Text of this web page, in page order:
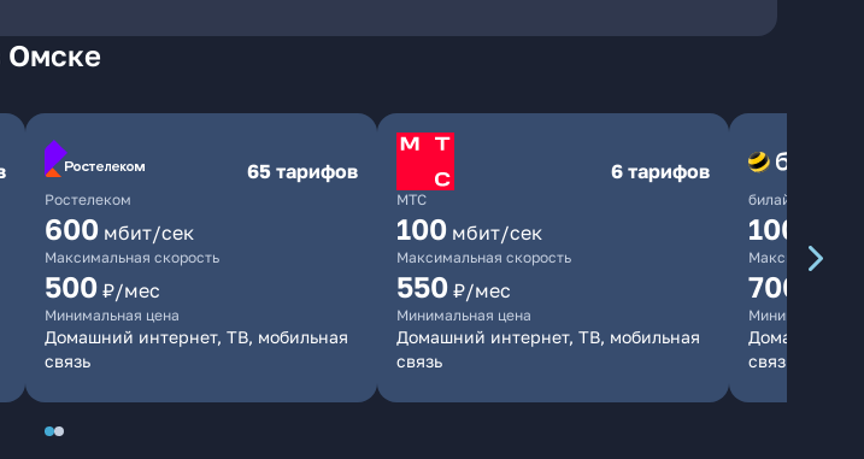
Омске
Ростелеком
65 тарифов
600 мбит/сек
Максимальная скорость
500 ₽/мес
Минимальная цена
Домашний интернет, ТВ, мобильная
связь
МТС
6 тарифов
100 мбит/сек
Максимальная скорость
550 ₽/мес
Минимальная цена
Домашний интернет, ТВ, мобильная
связь
билайн
1000
Максимальная
700
Минимальная
Домашний
связь